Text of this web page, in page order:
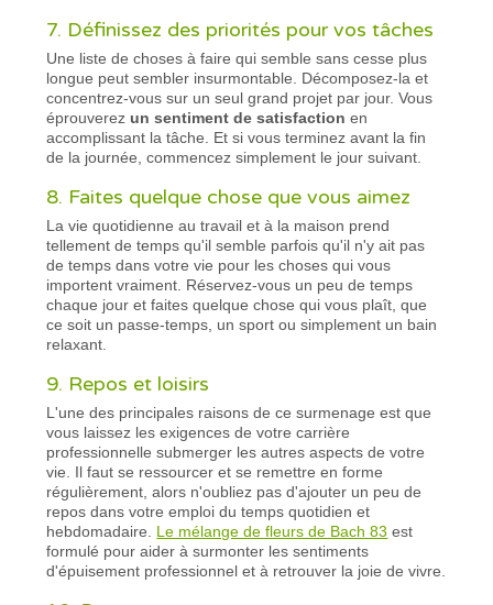
7. Définissez des priorités pour vos tâches
Une liste de choses à faire qui semble sans cesse plus
longue peut sembler insurmontable. Décomposez-la et
concentrez-vous sur un seul grand projet par jour. Vous
éprouverez un sentiment de satisfaction en
accomplissant la tâche. Et si vous terminez avant la fin
de la journée, commencez simplement le jour suivant.
8. Faites quelque chose que vous aimez
La vie quotidienne au travail et à la maison prend
tellement de temps qu'il semble parfois qu'il n'y ait pas
de temps dans votre vie pour les choses qui vous
importent vraiment. Réservez-vous un peu de temps
chaque jour et faites quelque chose qui vous plaît, que
ce soit un passe-temps, un sport ou simplement un bain
relaxant.
9. Repos et loisirs
L'une des principales raisons de ce surmenage est que
vous laissez les exigences de votre carrière
professionnelle submerger les autres aspects de votre
vie. Il faut se ressourcer et se remettre en forme
régulièrement, alors n'oubliez pas d'ajouter un peu de
repos dans votre emploi du temps quotidien et
hebdomadaire. Le mélange de fleurs de Bach 83 est
formulé pour aider à surmonter les sentiments
d'épuisement professionnel et à retrouver la joie de vivre.